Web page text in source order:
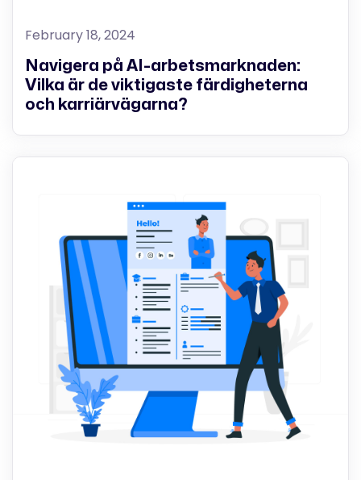
February 18, 2024
Navigera på AI-arbetsmarknaden:
Vilka är de viktigaste färdigheterna
och karriärvägarna?